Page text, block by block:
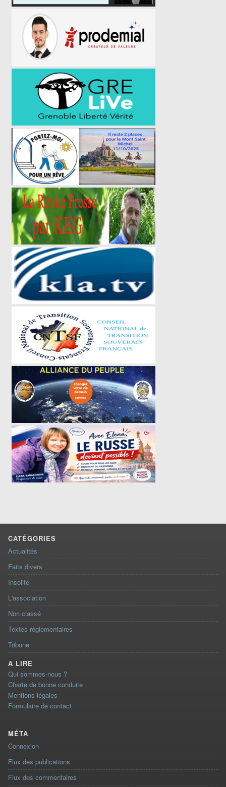
CATÉGORIES
Actualités
Faits divers
L'association
Textes règlementaires
Tribune
A LIRE
Qui sommes-nous ?
Charte de bonne conduite
Mentions légales
Formulaire de contact
MÉTA
Connexion
Flux des publications
Flux des commentaires
Site de WordPress-FR
© 2026 Profession Gendarme